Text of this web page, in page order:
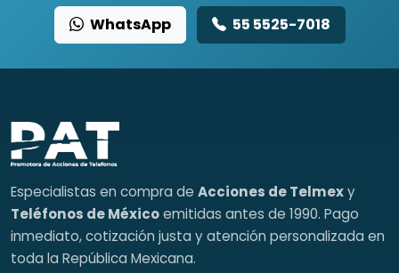
WhatsApp 55 5525-7018
Especialistas en compra de Acciones de Telmexy
Teléfonos de Méxicoemitidas antes de 1990. Pago
inmediato, cotización justa y atención personalizada en
toda la República Mexicana.